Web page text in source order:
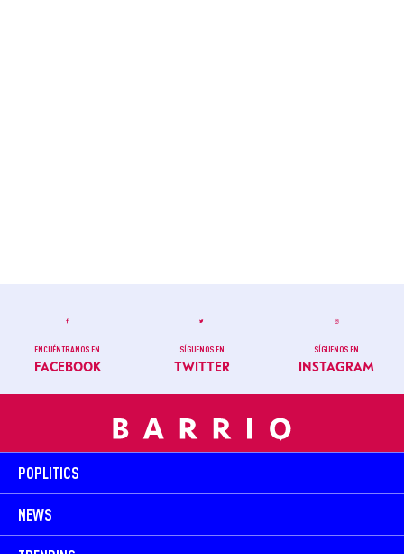
ENCUÉNTRANOS EN
FACEBOOK
SÍGUENOS EN
TWITTER
SÍGUENOS EN
INSTAGRAM
POPLITICS
NEWS